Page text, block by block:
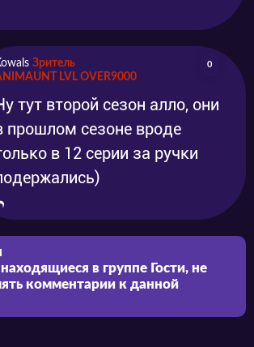
Зритель
LVL OVER9000
0
тут второй сезон алло, они
прошлом сезоне вроде
в 12 серии за ручки
в группе Гости, не
комментарии к данной